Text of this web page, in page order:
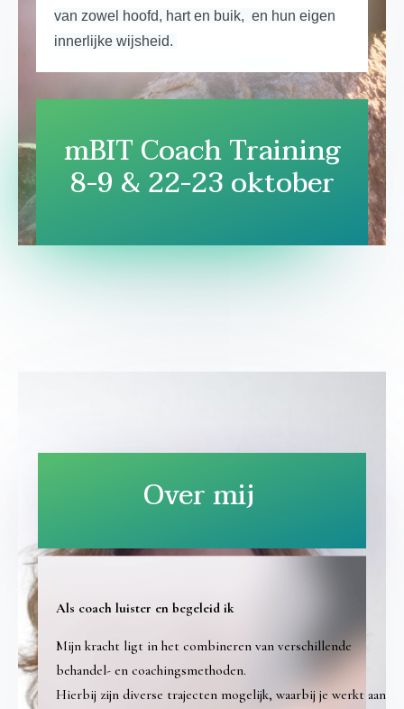
van zowel hoofd, hart en buik, en hun eigen
innerlijke wijsheid.
mBIT Coach Training
8-9 & 22-23 oktober
Over mij
Als coach luister en begeleid ik
Mijn kracht ligt in het combineren van verschillende
behandel- en coachingsmethoden.
Hierbij zijn diverse trajecten mogelijk, waarbij je werkt aan